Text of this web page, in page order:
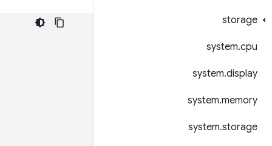
storage
system.cpu
system.display
system.memory
system.storage